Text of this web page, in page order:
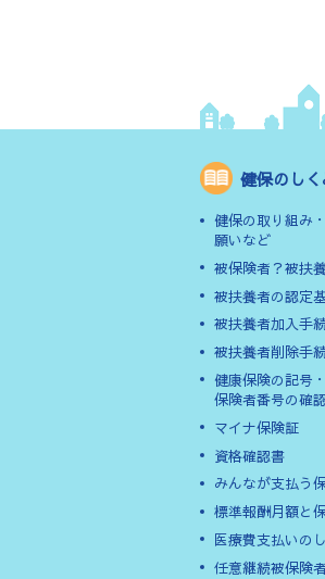
健保のし
健保の取り組み
願いなど
被保険者？被扶
被扶養者の認定
被扶養者加入手
被扶養者削除手
健康保険の記号
保険者番号の確
マイナ保険証
資格確認書
みんなが支払う
標準報酬月額と
医療費支払いの
任意継続被保険